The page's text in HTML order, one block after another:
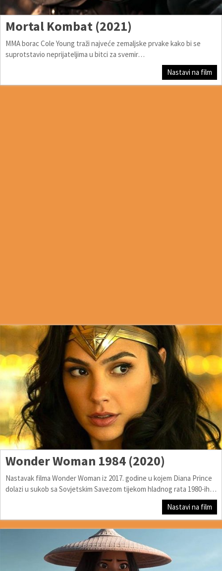
Mortal Kombat (2021)
MMA borac Cole Young traži najveće zemaljske prvake kako bi se
suprotstavio neprijateljima u bitci za svemir…
Nastavi na film
Wonder Woman 1984 (2020)
Nastavak filma Wonder Woman iz 2017. godine u kojem Diana Prince
dolazi u sukob sa Sovjetskim Savezom tijekom hladnog rata 1980-ih…
Nastavi na film